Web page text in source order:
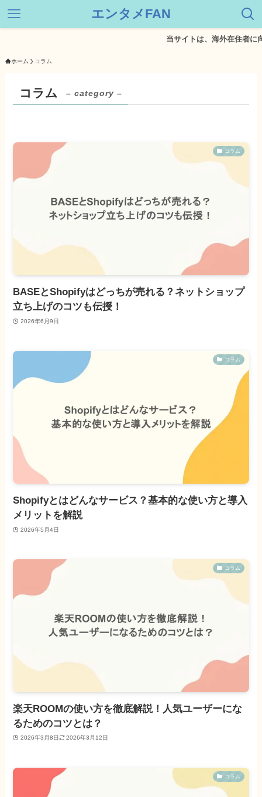
エンタメFAN
当サイトは、海外在住者に向けて
ホーム コラム
コラム – category –
コラム
BASEとShopifyはどっちが売れる？ネットショップ
立ち上げのコツも伝授！
2026年6月9日
コラム
Shopifyとはどんなサービス？基本的な使い方と導入
メリットを解説
2026年5月4日
コラム
楽天ROOMの使い方を徹底解説！人気ユーザーにな
るためのコツとは？
2026年3月8日 2026年3月12日
コラム